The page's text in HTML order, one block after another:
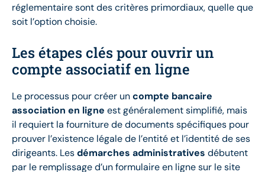
réglementaire sont des critères primordiaux, quelle que
soit l’option choisie.
Les étapes clés pour ouvrir un
compte associatif en ligne
Le processus pour créer uncompte bancaire
association en ligne est généralement simplifié, mais
il requiert la fourniture de documents spécifiques pour
prouver l’existence légale de l’entité et l’identité de ses
dirigeants. Lesdémarches administratives débutent
par le remplissage d’un formulaire en ligne sur le site